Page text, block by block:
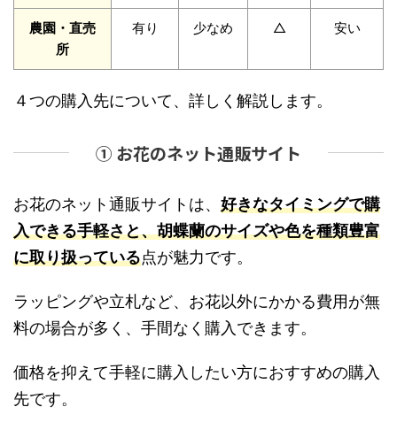
農園・直売
所
有り 少なめ △ 安い
４つの購入先について、詳しく解説します。
① お花のネット通販サイト
お花のネット通販サイトは、 好きなタイミングで購
入できる手軽さと、胡蝶蘭のサイズや色を種類豊富
に取り扱っている点が魅力です。
ラッピングや立札など、お花以外にかかる費用が無
料の場合が多く、手間なく購入できます。
価格を抑えて手軽に購入したい方におすすめの購入
先です。